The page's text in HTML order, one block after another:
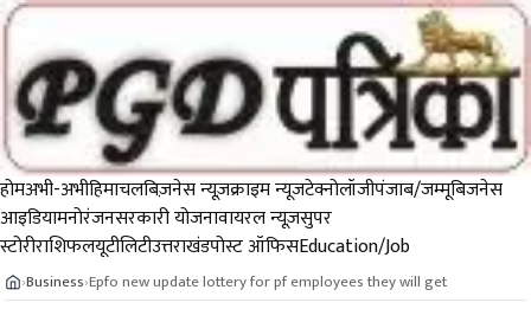
होमअभी-अभीहिमाचलबिज़नेस न्यूज़क्राइम न्यूजटेक्नोलॉजीपंजाब/जम्मूबिजनेस
आइडियामनोरंजनसरकारी योजनावायरल न्यूज़सुपर
स्टोरीराशिफलयूटीलिटीउत्तराखंडपोस्ट ऑफिसEducation/Job
›Business›Epfo new update lottery for pf employees they will get